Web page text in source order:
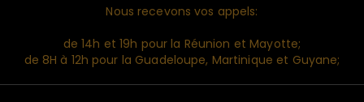
Nous recevons vos appels:
de 14h et 19h pour la Réunion et Mayotte;
de 8H à 12h pour la Guadeloupe, Martinique et Guyane;